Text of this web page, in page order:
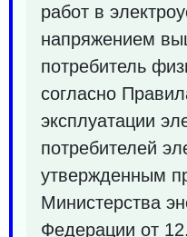
работ в
напряжением
потребитель
согласно
эксплуатации
потребителей
утвержденным
Министерства
Федерации от